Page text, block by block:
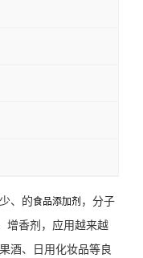
、的食品添加剂 ，分子
增香剂，应用越来越
酒、日用化妆品等良